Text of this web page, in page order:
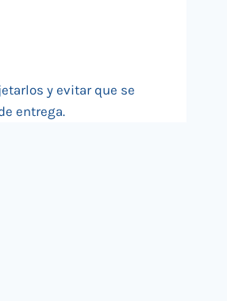
y evitar que se
entrega.